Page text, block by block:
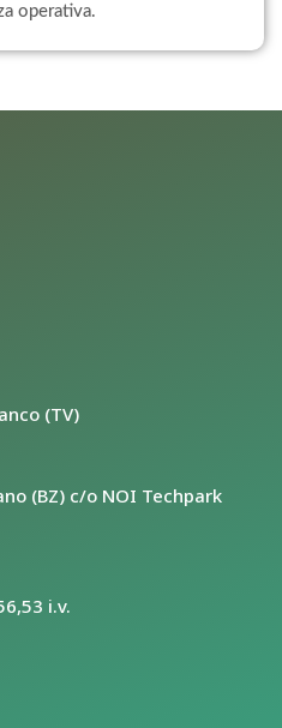
operativa.
(TV)
(BZ) c/o NOI Techpark
i.v.